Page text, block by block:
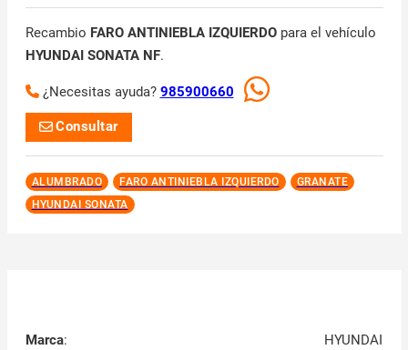
Recambio FARO ANTINIEBLA IZQUIERDOpara el vehículo
HYUNDAI SONATA NF.
¿Necesitas ayuda? 985900660
Consultar
ALUMBRADO FARO ANTINIEBLA IZQUIERDO
GRANATE
HYUNDAI SONATA
Marca:
HYUNDAI